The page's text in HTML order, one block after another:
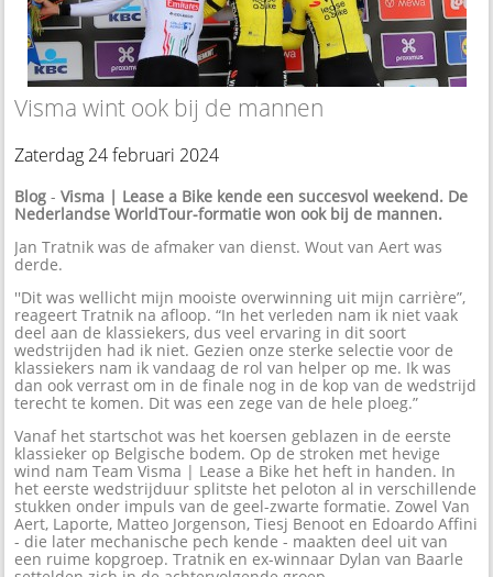
Visma wint ook bij de mannen
Zaterdag 24 februari 2024
Blog -Visma | Lease a Bike kende een succesvol weekend. De
Nederlandse WorldTour-formatie won ook bij de mannen.
Jan Tratnik was de afmaker van dienst. Wout van Aert was
derde.
''Dit was wellicht mijn mooiste overwinning uit mijn carrière”,
reageert Tratnik na afloop. “In het verleden nam ik niet vaak
deel aan de klassiekers, dus veel ervaring in dit soort
wedstrijden had ik niet. Gezien onze sterke selectie voor de
klassiekers nam ik vandaag de rol van helper op me. Ik was
dan ook verrast om in de finale nog in de kop van de wedstrijd
terecht te komen. Dit was een zege van de hele ploeg.”
Vanaf het startschot was het koersen geblazen in de eerste
klassieker op Belgische bodem. Op de stroken met hevige
wind nam Team Visma | Lease a Bike het heft in handen. In
het eerste wedstrijduur splitste het peloton al in verschillende
stukken onder impuls van de geel-zwarte formatie. Zowel Van
Aert, Laporte, Matteo Jorgenson, Tiesj Benoot en Edoardo Affini
- die later mechanische pech kende - maakten deel uit van
een ruime kopgroep. Tratnik en ex-winnaar Dylan van Baarle